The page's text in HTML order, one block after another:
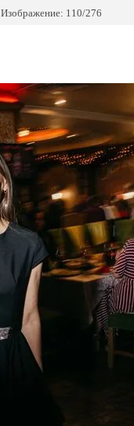
Изображение: 110/276